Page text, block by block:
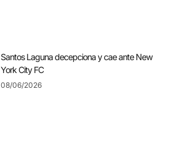
Santos Laguna decepciona y cae ante New
York City FC
08/06/2026